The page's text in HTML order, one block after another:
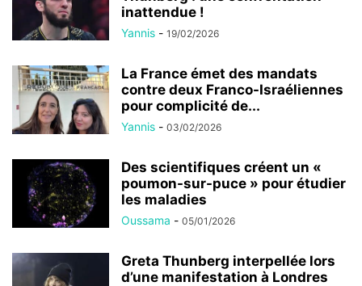
inattendue !
Yannis - 19/02/2026
La France émet des mandats
contre deux Franco-Israéliennes
pour complicité de...
Yannis - 03/02/2026
Des scientifiques créent un «
poumon-sur-puce » pour étudier
les maladies
Oussama - 05/01/2026
Greta Thunberg interpellée lors
d’une manifestation à Londres